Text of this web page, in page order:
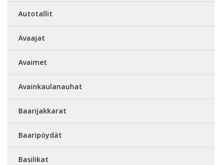
Autotallit
Avaajat
Avaimet
Avainkaulanauhat
Baarijakkarat
Baaripöydät
Basilikat